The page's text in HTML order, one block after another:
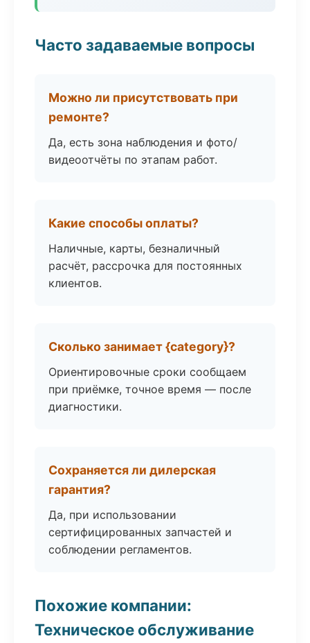
Часто задаваемые вопросы
Можно ли присутствовать при
ремонте?
Да, есть зона наблюдения и фото/
видеоотчёты по этапам работ.
Какие способы оплаты?
Наличные, карты, безналичный
расчёт, рассрочка для постоянных
клиентов.
Сколько занимает {category}?
Ориентировочные сроки сообщаем
при приёмке, точное время — после
диагностики.
Сохраняется ли дилерская
гарантия?
Да, при использовании
сертифицированных запчастей и
соблюдении регламентов.
Похожие компании:
Техническое обслуживание